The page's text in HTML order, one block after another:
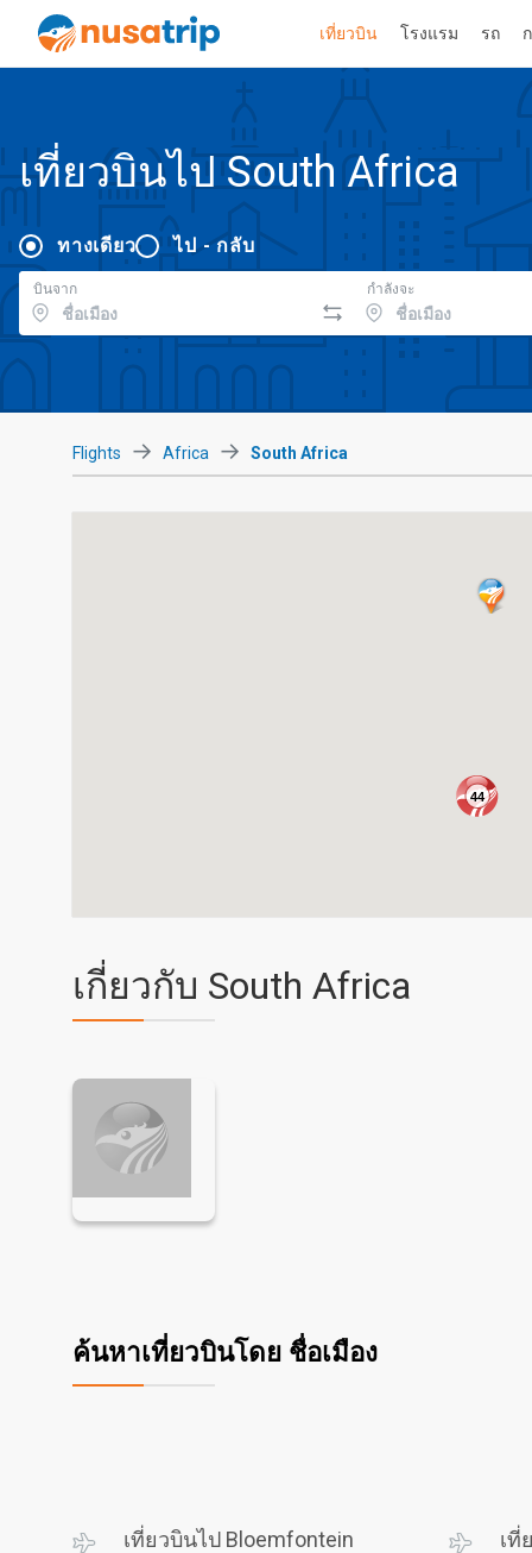
เที่ยวบิน โรงแรม รถ
เที่ยวบินไป South Africa
ทางเดียว ไป - กลับ
บินจาก กำลังจะ
Flights Africa South Africa
44
เกี่ยวกับ South Africa
ค้นหาเที่ยวบินโดย ชื่อเมือง
เที่ยวบินไป Bloemfontein เที่